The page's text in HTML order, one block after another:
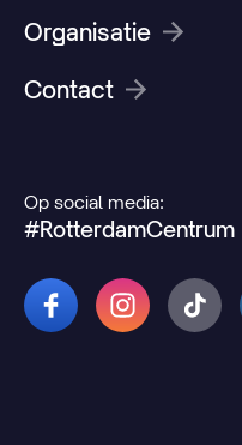
Organisatie
Contact
Op social media:
#RotterdamCentrum